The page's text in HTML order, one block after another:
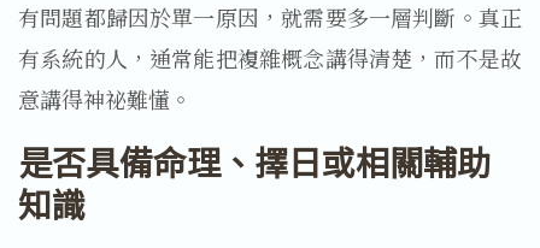
有問題都歸因於單一原因，就需要多一層判斷。真正
有系統的人，通常能把複雜概念講得清楚，而不是故
意講得神祕難懂。
是否具備命理、擇日或相關輔助
知識